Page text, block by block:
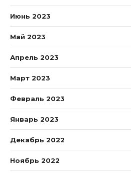
Июнь 2023
Май 2023
Апрель 2023
Март 2023
Февраль 2023
Январь 2023
Декабрь 2022
Ноябрь 2022